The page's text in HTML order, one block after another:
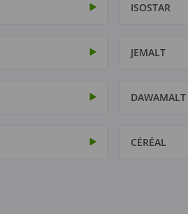
ISOSTAR
JEMALT
DAWAMALT
CÉRÉAL